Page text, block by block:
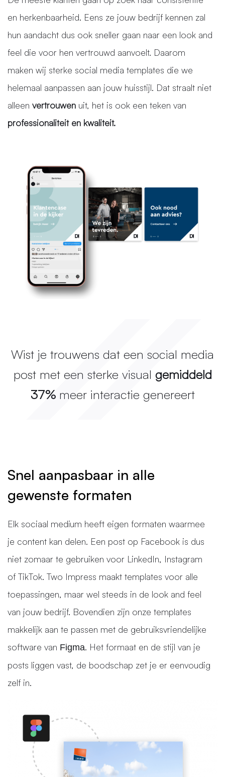
en herkenbaarheid. Eens ze jouw bedrijf kennen zal
hun aandacht dus ook sneller gaan naar een look and
feel die voor hen vertrouwd aanvoelt. Daarom
maken wij sterke social media templates die we
helemaal aanpassen aan jouw huisstijl. Dat straalt niet
alleen vertrouwen uit, het is ook een teken van
professionaliteit en kwaliteit.
Wist je trouwens dat een social media
post met een sterke visual gemiddeld
37%meer interactie genereert
Snel aanpasbaar in alle
gewenste formaten
Elk sociaal medium heeft eigen formaten waarmee
je content kan delen. Een post op Facebook is dus
niet zomaar te gebruiken voor LinkedIn, Instagram
of TikTok. Two Impress maakt templates voor alle
toepassingen, maar wel steeds in de look and feel
van jouw bedrijf. Bovendien zijn onze templates
makkelijk aan te passen met de gebruiksvriendelijke
software van Figma. Het formaat en de stijl van je
posts liggen vast, de boodschap zet je er eenvoudig
zelf in.